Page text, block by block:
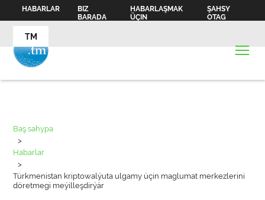
HABARLAR
BIZ
BARADA
HABARLAŞMAK
ÜÇIN
ŞAHSY
OTAG
TM
Baş sahypa
>
Habarlar
>
Türkmenistan kriptowalýuta ulgamy üçin maglumat merkezlerini
döretmegi meýilleşdirýär